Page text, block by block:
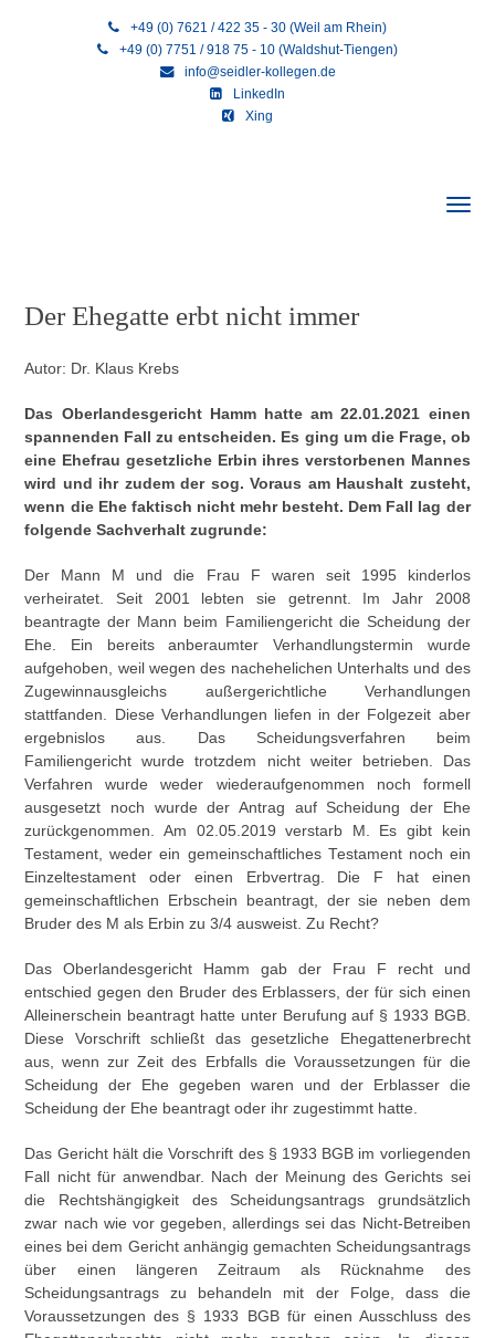
+49 (0) 7621 / 422 35 - 30 (Weil am Rhein)
+49 (0) 7751 / 918 75 - 10 (Waldshut-Tiengen)
info@seidler-kollegen.de
LinkedIn
Xing
Der Ehegatte erbt nicht immer
Autor: Dr. Klaus Krebs
Das Oberlandesgericht Hamm hatte am 22.01.2021 einen
spannenden Fall zu entscheiden. Es ging um die Frage, ob
eine Ehefrau gesetzliche Erbin ihres verstorbenen Mannes
wird und ihr zudem der sog. Voraus am Haushalt zusteht,
wenn die Ehe faktisch nicht mehr besteht. Dem Fall lag der
folgende Sachverhalt zugrunde:
Der Mann M und die Frau F waren seit 1995 kinderlos
verheiratet. Seit 2001 lebten sie getrennt. Im Jahr 2008
beantragte der Mann beim Familiengericht die Scheidung der
Ehe. Ein bereits anberaumter Verhandlungstermin wurde
aufgehoben, weil wegen des nachehelichen Unterhalts und des
Zugewinnausgleichs außergerichtliche Verhandlungen
stattfanden. Diese Verhandlungen liefen in der Folgezeit aber
ergebnislos aus. Das Scheidungsverfahren beim
Familiengericht wurde trotzdem nicht weiter betrieben. Das
Verfahren wurde weder wiederaufgenommen noch formell
ausgesetzt noch wurde der Antrag auf Scheidung der Ehe
zurückgenommen. Am 02.05.2019 verstarb M. Es gibt kein
Testament, weder ein gemeinschaftliches Testament noch ein
Einzeltestament oder einen Erbvertrag. Die F hat einen
gemeinschaftlichen Erbschein beantragt, der sie neben dem
Bruder des M als Erbin zu 3/4 ausweist. Zu Recht?
Das Oberlandesgericht Hamm gab der Frau F recht und
entschied gegen den Bruder des Erblassers, der für sich einen
Alleinerschein beantragt hatte unter Berufung auf § 1933 BGB.
Diese Vorschrift schließt das gesetzliche Ehegattenerbrecht
aus, wenn zur Zeit des Erbfalls die Voraussetzungen für die
Scheidung der Ehe gegeben waren und der Erblasser die
Scheidung der Ehe beantragt oder ihr zugestimmt hatte.
Das Gericht hält die Vorschrift des § 1933 BGB im vorliegenden
Fall nicht für anwendbar. Nach der Meinung des Gerichts sei
die Rechtshängigkeit des Scheidungsantrags grundsätzlich
zwar nach wie vor gegeben, allerdings sei das Nicht-Betreiben
eines bei dem Gericht anhängig gemachten Scheidungsantrags
über einen längeren Zeitraum als Rücknahme des
Scheidungsantrags zu behandeln mit der Folge, dass die
Voraussetzungen des § 1933 BGB für einen Ausschluss des